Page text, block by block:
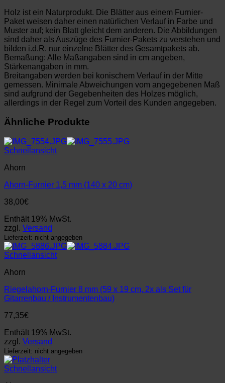
Holz ist ein Naturprodukt. Die Blätter aus einem Furnier-
Paket weisen daher einen natürlichen Verlauf in Farbe und
Muster auf; kein Blatt gleicht dem anderen. Die Abbildungen
sind daher als Auszüge des Furnier-Pakets zu verstehen und
bilden i.d.R. nur einzelne Blätter des Gesamtpakets ab.
Bemaßung: Alle Maßangaben sind in cm angeben,
Stärkenangaben in mm.
Breitangaben werden bei konischem Verlauf in der Mitte
gemessen. Minimale Abweichungen vom angegebenen Maß
sind aufgrund der Gegebenheiten des Holzes möglich,
allerdings in der Regel zum Vorteil des Kunden angegeben.
Ähnliche Produkte
Schnellansicht
Ahorn
Ahorn-Furnier 1,5 mm (140 x 20 cm)
38,00€
Enthält 19% MwSt.
zzgl. Versand
Lieferzeit: nicht angegeben
Schnellansicht
Ahorn
Riegelahorn-Furnier 8 mm (59 x 19 cm, 2x als Set für
Gitarrenbau / Instrumentenbau)
77,35€
Enthält 19% MwSt.
zzgl. Versand
Lieferzeit: nicht angegeben
Schnellansicht